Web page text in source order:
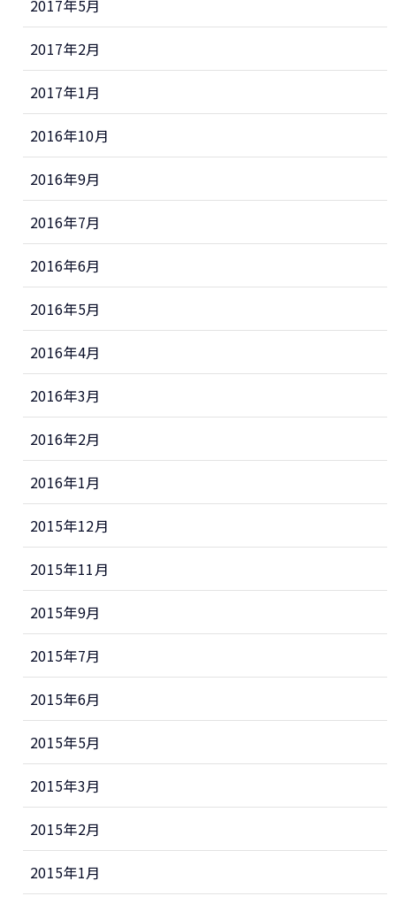
2017年5月
2017年2月
2017年1月
2016年10月
2016年9月
2016年7月
2016年6月
2016年5月
2016年4月
2016年3月
2016年2月
2016年1月
2015年12月
2015年11月
2015年9月
2015年7月
2015年6月
2015年5月
2015年3月
2015年2月
2015年1月